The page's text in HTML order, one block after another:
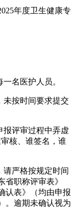
年度卫生健康专
名医护人员。
未按时间要求提交
报评审过程中弄虚
核、谁签名，谁
请严格按规定时间
职称评审表》
认表》（均由申报
。逾期未确认视为